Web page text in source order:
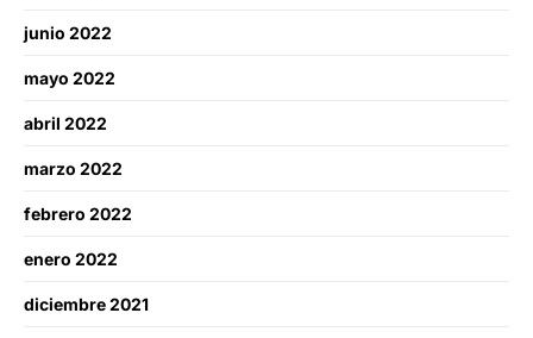
junio 2022
mayo 2022
abril 2022
marzo 2022
febrero 2022
enero 2022
diciembre 2021